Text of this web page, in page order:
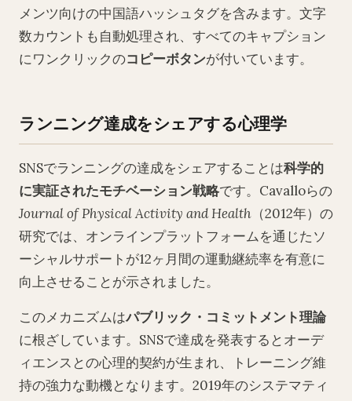
メンツ向けの中国語ハッシュタグを含みます。文字
数カウントも自動処理され、すべてのキャプション
にワンクリックのコピーボタンが付いています。
ランニング達成をシェアする心理学
SNSでランニングの達成をシェアすることは科学的
に実証されたモチベーション戦略です。Cavalloらの
Journal of Physical Activity and Health （2012年）の
研究では、オンラインプラットフォームを通じたソ
ーシャルサポートが12ヶ月間の運動継続率を有意に
向上させることが示されました。
このメカニズムはパブリック・コミットメント理論
に根ざしています。SNSで達成を発表するとオーデ
ィエンスとの心理的契約が生まれ、トレーニング維
持の強力な動機となります。2019年のシステマティ